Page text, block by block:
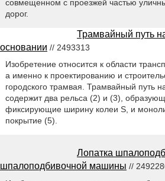
совмещенном с проезжей частью
дорог.
Трамвайный путь
основании // 2493313
Изобретение относится к области
а именно к проектированию и
городского трамвая. Трамвайный путь
содержит два рельса (2) и (3),
фиксирующие ширину колеи S, и
покрытие (5).
Лопатка
шпалоподбивочной машины //